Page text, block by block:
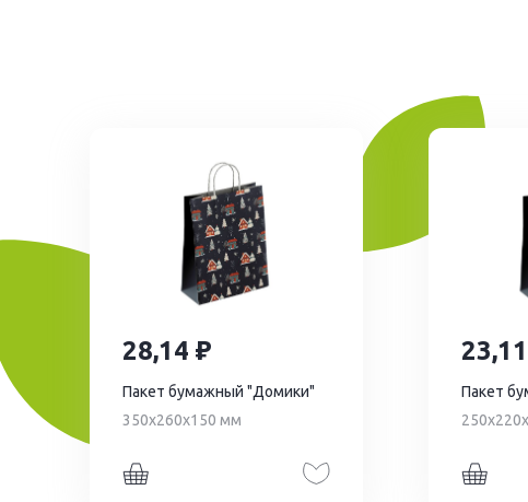
28,14
Пакет бумажный "Домики"
350х260х150 мм
23,11
Пакет